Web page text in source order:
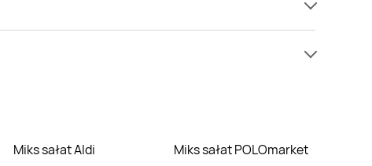
Miks sałat Aldi Miks sałat POLOmarket